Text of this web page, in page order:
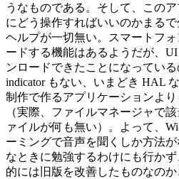
うなものである。そして、この
にどう操作すればいいのかまるで
ヘルプが一切無い。スマートフ
ードする機能はあるようだが、
ンロードできたことになっている
indicator もない、いまどき HAL
制作で作るアプリケーションよ
（実際、ファイルマネージャで
ァイルが何も無い）。よって、
ーミングで音声を聞くしか方法
なときに勉強するわけにも行か
的には旧版を改善したものなの